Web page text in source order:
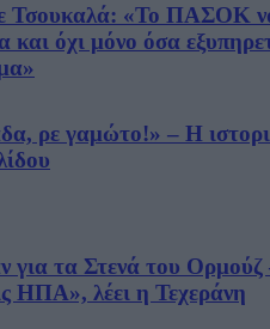
Τσουκαλά: «Το ΠΑΣΟΚ
και όχι μόνο όσα
ρε γαμώτο!» – Η
για τα Στενά του Ορμούζ
ΗΠΑ», λέει η Τεχεράνη